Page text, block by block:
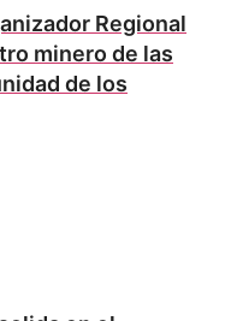
Regional
minero de las
de los